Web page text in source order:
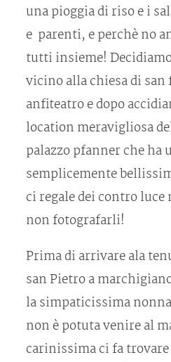
una pioggia di riso e i
e parenti, e perchè no
tutti insieme!
vicino alla chiesa di san
anfiteatro e dopo
location meravigliosa
palazzo pfanner che ha
semplicemente
ci regale dei contro
non fotografarli!
Prima di arrivare ala
san Pietro a
la simpaticissima
non è potuta venire al
carinissima ci fa trovare